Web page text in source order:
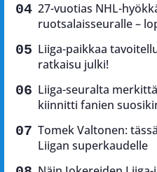
27-vuotias NHL-
ruotsalaisseuralle –
Liiga-paikkaa
ratkaisu julki!
Liiga-seuralta
kiinnitti fanien
Tomek Valtonen:
Liigan superkaudelle